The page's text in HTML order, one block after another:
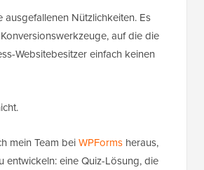
ausgefallenen Nützlichkeiten. Es
auf die die
Websitebesitzer einfach keinen
mein Team beiWPForms heraus,
entwickeln: eine Quiz-Lösung, die